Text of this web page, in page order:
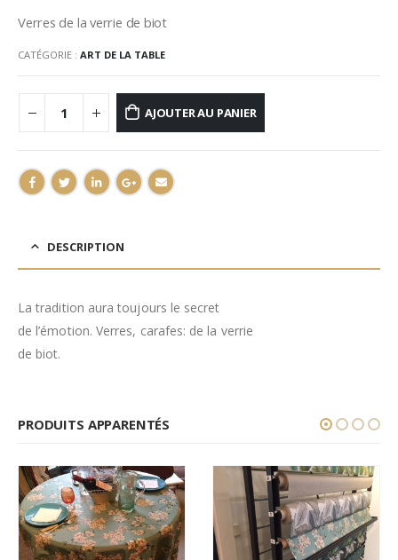
Verres de la verrie de biot
CATÉGORIE : ART DE LA TABLE
AJOUTER AU PANIER
DESCRIPTION
La tradition aura toujours le secret
de l’émotion. Verres, carafes: de la verrie
de biot.
PRODUITS APPARENTÉS